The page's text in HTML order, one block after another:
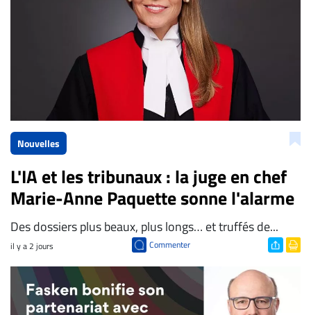
Nouvelles
L'IA et les tribunaux : la juge en chef
Marie-Anne Paquette sonne l'alarme
Des dossiers plus beaux, plus longs… et truffés de...
il y a 2 jours Commenter